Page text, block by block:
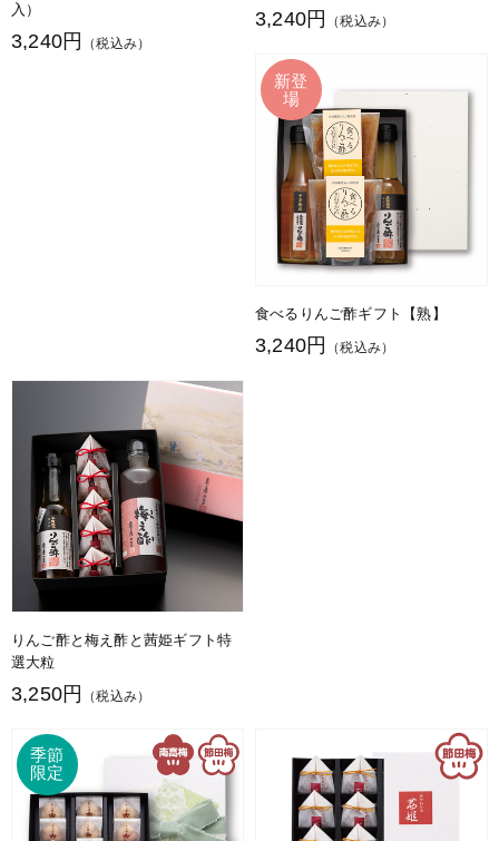
入）
3,240円 （税込み）
3,240円 （税込み）
食べるりんご酢ギフト【熟】
3,240円 （税込み）
りんご酢と梅え酢と茜姫ギフト特
選大粒
3,250円 （税込み）